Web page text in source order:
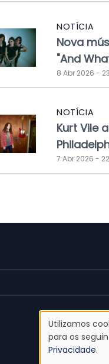
NOTÍCIA
Nova
"And
8 Abr 2026 -
NOTÍCIA
Kurt Vile
7 Abr 2026 -
Uso
Utilizamos
para os
Privacidade.